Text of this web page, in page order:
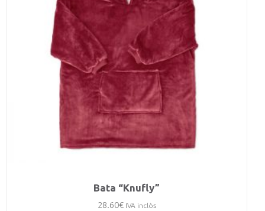
Bata “Knufly”
28.60€ IVA inclòs